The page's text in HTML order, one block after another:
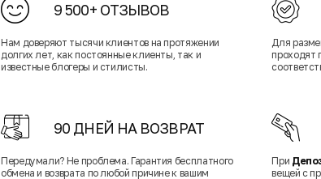
9 500+ ОТЗЫВОВ
Нам доверяют тысячи клиентов на протяжении
долгих лет, как постоянные клиенты, так и
известные блогеры и стилисты.
Для
проходят
90 ДНЕЙ НА ВОЗВРАТ
Передумали? Не проблема. Гарантия бесплатного
обмена и возврата по любой причине к вашим
При
вещей с